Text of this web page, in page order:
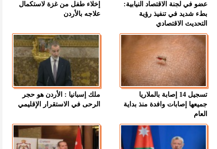
عضو في لجنة الاقتصاد النيابية:
بطء شديد في تنفيذ رؤية
التحديث الاقتصادي
إخلاء طفل من غزة لاستكمال
علاجه بالأردن
تسجيل 14 إصابة بالملاريا
جميعها إصابات وافدة منذ بداية
العام
ملك إسبانيا : الأردن هو حجر
الرحى في الاستقرار الإقليمي